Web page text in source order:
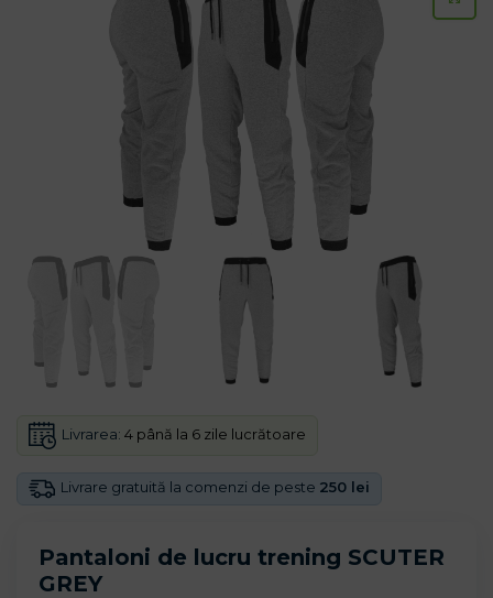
Pantaloni de lucru trening SCUTER
GREY
Livrare gratuită la comenzi de peste 250 lei
Livrarea: 4 până la 6 zile lucrătoare